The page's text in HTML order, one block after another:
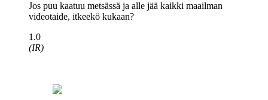
Jos puu kaatuu metsässä ja alle jää kaikki maailman
videotaide, itkeekö kukaan?
1.0
(IR)